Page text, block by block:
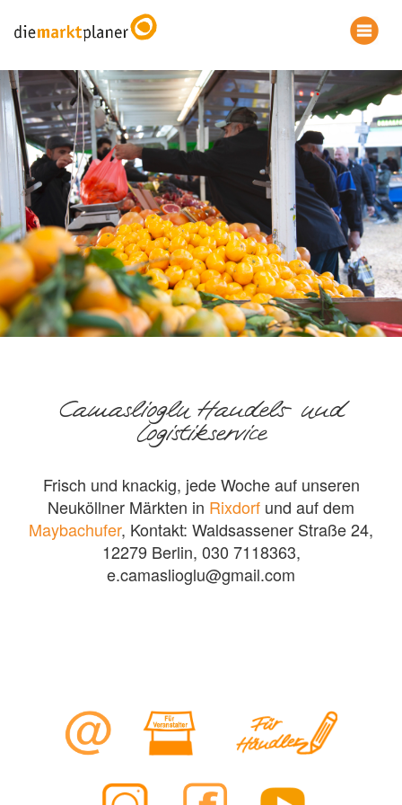
Camaslioglu Handels- und
Logistikservice
Frisch und knackig, jede Woche auf unseren
Neuköllner Märkten in Rixdorf und auf dem
Maybachufer, Kontakt: Waldsassener Straße 24,
12279 Berlin, 030 7118363,
e.camaslioglu@gmail.com